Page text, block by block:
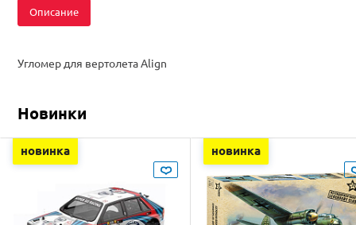
Описание
Угломер для вертолета Align
Новинки
новинка новинка